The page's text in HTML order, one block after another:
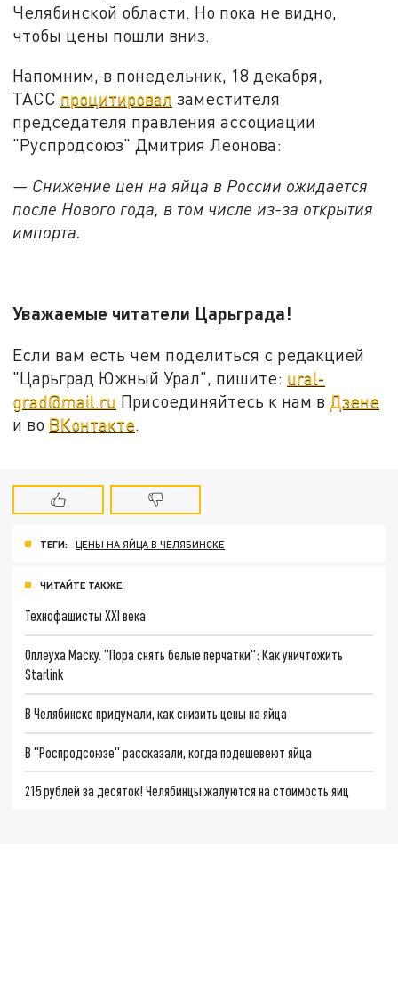
Челябинской области. Но пока не видно,
чтобы цены пошли вниз.
Напомним, в понедельник, 18 декабря,
ТАСС процитировал заместителя
председателя правления ассоциации
"Руспродсоюз" Дмитрия Леонова:
— Снижение цен на яйца в России ожидается
после Нового года, в том числе из-за открытия
импорта.
Уважаемые читатели Царьграда!
Если вам есть чем поделиться с редакцией
"Царьград Южный Урал", пишите: ural-
grad@mail.ru Присоединяйтесь к нам в Дзене
и во ВКонтакте.
ТЕГИ: ЦЕНЫ НА ЯЙЦА В ЧЕЛЯБИНСКЕ
ЧИТАЙТЕ ТАКЖЕ:
Технофашисты XXI века
Оплеуха Маску. "Пора снять белые перчатки": Как уничтожить
Starlink
В Челябинске придумали, как снизить цены на яйца
В "Роспродсоюзе" рассказали, когда подешевеют яйца
215 рублей за десяток! Челябинцы жалуются на стоимость яиц